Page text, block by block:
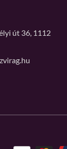
út 36, 1112